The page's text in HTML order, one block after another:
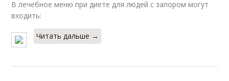
В лечебное меню при диете для людей с запором могут
входить:
Читать дальше →